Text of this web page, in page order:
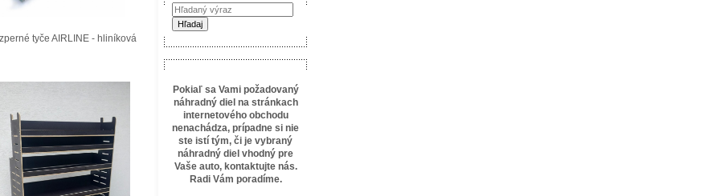
Pokiaľ sa Vami požadovaný
náhradný diel na stránkach
internetového obchodu
nenachádza, prípadne si nie
ste istí tým, či je vybraný
náhradný diel vhodný pre
Vaše auto, kontaktujte nás.
Radi Vám poradíme.
tyče AIRLINE - hliníková